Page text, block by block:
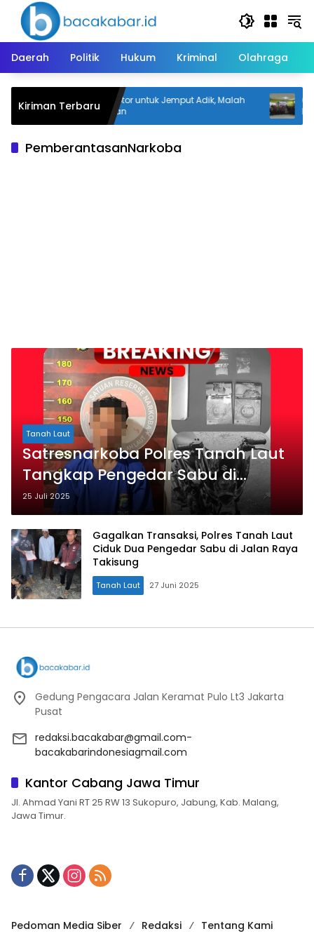
Langsung
konten
Daerah
Politik Hukum Kriminal Olahraga
Kiriman TerbaruPinjam Motor untuk Jemput Adik, Malah
Digelapkan
666
PemberantasanNarkoba
Tanah Laut
Satresnarkoba Polres Tanah Laut
Tangkap Pengedar Sabu di
Kandangan Baru
25 Juli 2025
Gagalkan Transaksi, Polres Tanah Laut
Ciduk Dua Pengedar Sabu di Jalan Raya
Takisung
Tanah Laut 27 Juni 2025
Gedung Pengacara Jalan Keramat Pulo Lt3 Jakarta
Pusat
redaksi.bacakabar@gmail.com-
bacakabarindonesiagmail.com
Kantor Cabang Jawa Timur
Jl. Ahmad Yani RT 25 RW 13 Sukopuro, Jabung, Kab. Malang,
Jawa Timur.
Pedoman Media Siber Redaksi Tentang Kami